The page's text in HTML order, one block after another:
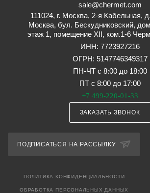
sale@chermet.com
111024, г. Москва, 2-я Кабельная,
Москва, бул. Бескудниковский,
этаж 1, помещение XII, ком.1-6
ИНН: 7723927216
ОГРН: 5147746349317
ПН-ЧТ с 8:00 до 18:00
ПТ с 8:00 до 17:00
+7 499-220-01-33
ЗАКАЗАТЬ ЗВОНОК
ПОДПИСАТЬСЯ НА РАССЫЛКУ
ПОЛИТИКА КОНФИДЕНЦИАЛЬНОСТИ
ОБРАБОТКА ПЕРСОНАЛЬНЫХ ДАННЫХ